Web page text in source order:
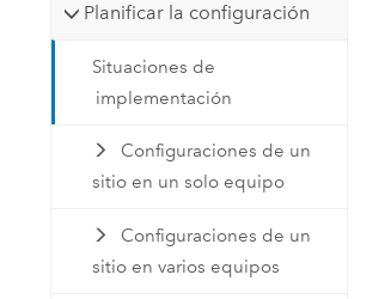
Planificar la configuración
Situaciones de
implementación
Configuraciones de un
sitio en un solo equipo
Configuraciones de un
sitio en varios equipos